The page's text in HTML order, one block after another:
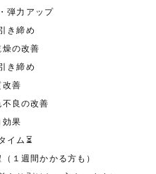
弾力アップ
き締め
燥の改善
き締め
改善
不良の改善
効果
イム⏳
１週間かかる方も）